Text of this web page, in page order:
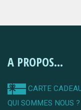
A PROPOS...
CARTE
QUI SOMMES NOUS ?